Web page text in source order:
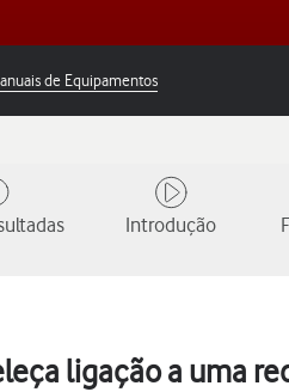
de Equipamentos
Introdução
ligação a uma